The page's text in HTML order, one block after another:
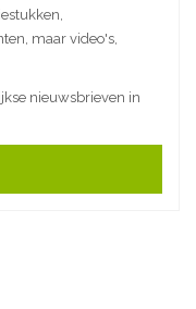
maar video's,
nieuwsbrieven in